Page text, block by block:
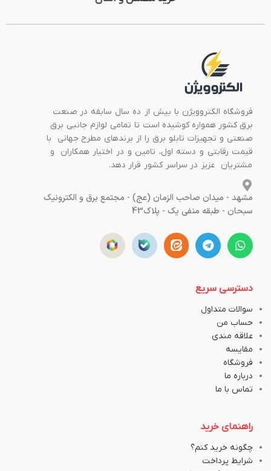
فروشگاه الکتروویژن با بیش از ده سال سابقه در صنعت
برق کشور همواره کوشیده است تا تمامی لوازم جانبی برق
صنعتی و تجهیزات تابلو برق را از برندهای مطرح جهانی با
قیمت رقابتی و دسته اول، تامین و در اختیار همکاران و
مشتریان عزیز در سراسر کشور قرار دهد.
مشهد - میدان صاحب الزمان (عج) - مجتمع برق و الکترونیک
سبحان - طبقه منفی یک - پلاک43
دسترسی سریع
سوالات متداول
حساب من
علاقه مندی
مقایسه
فروشگاه
درباره ما
تماس با ما
راهنمای خرید
چگونه خرید کنم؟
شرایط پرداخت